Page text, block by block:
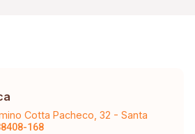
Cotta Pacheco, 32 - Santa
168